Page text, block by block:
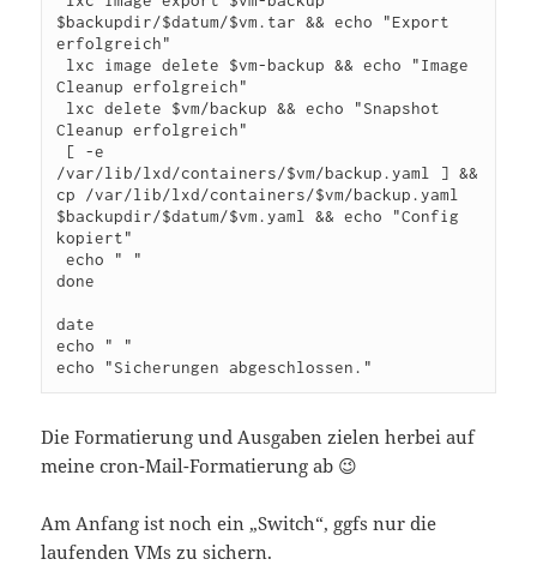
$backupdir/$datum/$vm.tar && echo "Export
erfolgreich"
Cleanup erfolgreich"
Cleanup erfolgreich"
/var/lib/lxd/containers/$vm/backup.yaml ] &&
cp /var/lib/lxd/containers/$vm/backup.yaml
$backupdir/$datum/$vm.yaml && echo "Config
kopiert"
echo " "
done
date
echo " "
echo "Sicherungen abgeschlossen."
Die Formatierung und Ausgaben zielen herbei auf
meine cron-Mail-Formatierung ab 😉
Am Anfang ist noch ein „Switch“, ggfs nur die
laufenden VMs zu sichern.